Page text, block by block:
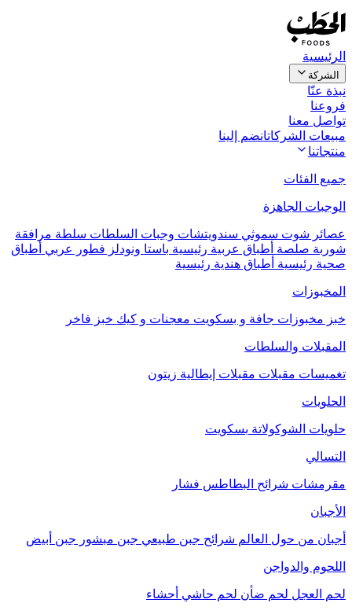
الرئيسية
الشركة
نبذة عنّا
فروعنا
تواصل معنا
مبيعات الشركاتانضم إلينا
منتجاتنا
جميع الفئات
الوجبات الجاهزة
عصائر شوت سموثي سندويتشات وجبات السلطات سلطة مرافقة
شوربة صلصة أطباق عربية رئيسية باستا ونودلز فطور عربي أطباق
صحية رئيسية أطباق هندية رئيسية
المخبوزات
خبز مخبوزات جافة و بسكويت معجنات و كيك خبز فاخر
المقبلات والسلطات
تغميسات مقبلات مقبلات إيطالية زيتون
الحلويات
حلويات الشوكولاتة بسكويت
التسالي
مقرمشات شرائح البطاطس فشار
الأجبان
أجبان من حول العالم شرائح جبن طبيعي جبن مبشور جبن أبيض
اللحوم والدواجن
لحم العجل لحم ضأن لحم حاشي أحشاء